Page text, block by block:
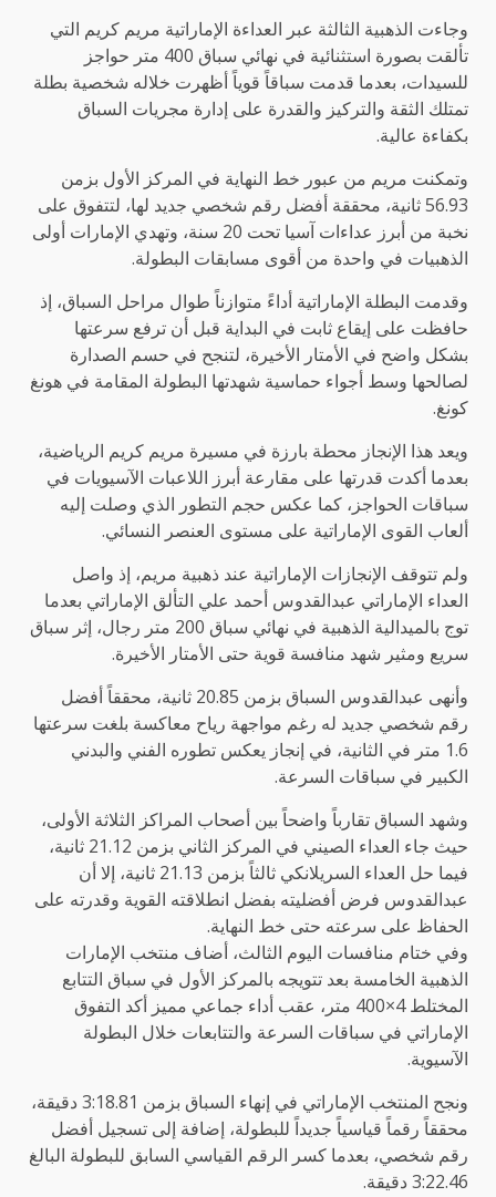
وجاءت الذهبية الثالثة عبر العداءة الإماراتية مريم كريم التي
تألقت بصورة استثنائية في نهائي سباق 400 متر حواجز
للسيدات، بعدما قدمت سباقاً قوياً أظهرت خلاله شخصية بطلة
تمتلك الثقة والتركيز والقدرة على إدارة مجريات السباق
بكفاءة عالية.
وتمكنت مريم من عبور خط النهاية في المركز الأول بزمن
56.93 ثانية، محققة أفضل رقم شخصي جديد لها، لتتفوق على
نخبة من أبرز عداءات آسيا تحت 20 سنة، وتهدي الإمارات أولى
الذهبيات في واحدة من أقوى مسابقات البطولة.
وقدمت البطلة الإماراتية أداءً متوازناً طوال مراحل السباق، إذ
حافظت على إيقاع ثابت في البداية قبل أن ترفع سرعتها
بشكل واضح في الأمتار الأخيرة، لتنجح في حسم الصدارة
لصالحها وسط أجواء حماسية شهدتها البطولة المقامة في هونغ
كونغ.
ويعد هذا الإنجاز محطة بارزة في مسيرة مريم كريم الرياضية،
بعدما أكدت قدرتها على مقارعة أبرز اللاعبات الآسيويات في
سباقات الحواجز، كما عكس حجم التطور الذي وصلت إليه
ألعاب القوى الإماراتية على مستوى العنصر النسائي.
ولم تتوقف الإنجازات الإماراتية عند ذهبية مريم، إذ واصل
العداء الإماراتي عبدالقدوس أحمد علي التألق الإماراتي بعدما
توج بالميدالية الذهبية في نهائي سباق 200 متر رجال، إثر سباق
سريع ومثير شهد منافسة قوية حتى الأمتار الأخيرة.
وأنهى عبدالقدوس السباق بزمن 20.85 ثانية، محققاً أفضل
رقم شخصي جديد له رغم مواجهة رياح معاكسة بلغت سرعتها
1.6 متر في الثانية، في إنجاز يعكس تطوره الفني والبدني
الكبير في سباقات السرعة.
وشهد السباق تقارباً واضحاً بين أصحاب المراكز الثلاثة الأولى،
حيث جاء العداء الصيني في المركز الثاني بزمن 21.12 ثانية،
فيما حل العداء السريلانكي ثالثاً بزمن 21.13 ثانية، إلا أن
عبدالقدوس فرض أفضليته بفضل انطلاقته القوية وقدرته على
الحفاظ على سرعته حتى خط النهاية.
وفي ختام منافسات اليوم الثالث، أضاف منتخب الإمارات
الذهبية الخامسة بعد تتويجه بالمركز الأول في سباق التتابع
المختلط 4×400 متر، عقب أداء جماعي مميز أكد التفوق
الإماراتي في سباقات السرعة والتتابعات خلال البطولة
الآسيوية.
ونجح المنتخب الإماراتي في إنهاء السباق بزمن 3:18.81 دقيقة،
محققاً رقماً قياسياً جديداً للبطولة، إضافة إلى تسجيل أفضل
رقم شخصي، بعدما كسر الرقم القياسي السابق للبطولة البالغ
3:22.46 دقيقة.